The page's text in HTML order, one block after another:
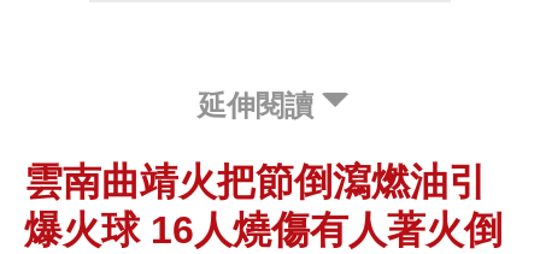
延伸閱讀
雲南曲靖火把節倒瀉燃油引
爆火球 16人燒傷有人著火倒